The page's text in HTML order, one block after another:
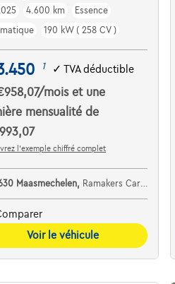
4.600 km
Essence
190 kW ( 258 CV )
1 ✓TVA déductible
/moiset une
mensualité de
l’exemple chiffré complet
Maasmechelen, Ramakers Car Center
Voir le véhicule